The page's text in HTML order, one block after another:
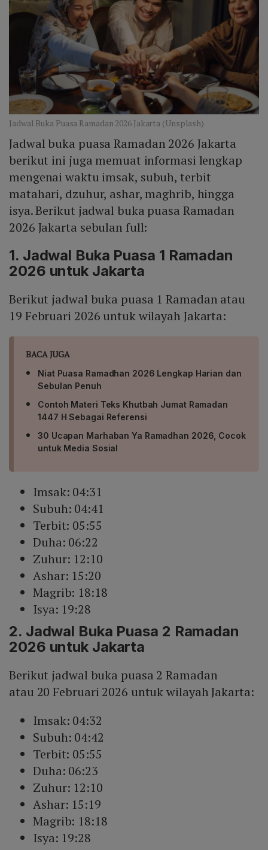
Jadwal Buka Puasa Ramadan 2026 Jakarta (Unsplash)
Jadwal buka puasa Ramadan 2026 Jakarta
berikut ini juga memuat informasi lengkap
mengenai waktu imsak, subuh, terbit
matahari, dzuhur, ashar, maghrib, hingga
isya. Berikut jadwal buka puasa Ramadan
2026 Jakarta sebulan full:
1. Jadwal Buka Puasa 1 Ramadan
2026 untuk Jakarta
Berikut jadwal buka puasa 1 Ramadan atau
19 Februari 2026 untuk wilayah Jakarta:
BACA JUGA
Niat Puasa Ramadhan 2026 Lengkap Harian dan
Sebulan Penuh
Contoh Materi Teks Khutbah Jumat Ramadan
1447 H Sebagai Referensi
30 Ucapan Marhaban Ya Ramadhan 2026, Cocok
untuk Media Sosial
Imsak: 04:31
Subuh: 04:41
Terbit: 05:55
Duha: 06:22
Zuhur: 12:10
Ashar: 15:20
Magrib: 18:18
Isya: 19:28
2. Jadwal Buka Puasa 2 Ramadan
2026 untuk Jakarta
Berikut jadwal buka puasa 2 Ramadan
atau 20 Februari 2026 untuk wilayah Jakarta:
Imsak: 04:32
Subuh: 04:42
Terbit: 05:55
Duha: 06:23
Zuhur: 12:10
Ashar: 15:19
Magrib: 18:18
Isya: 19:28